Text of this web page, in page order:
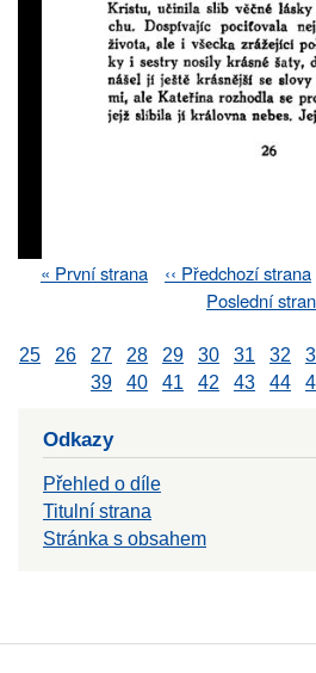
First
« První strana
Previous
‹‹ Předchozí strana
Last
Poslední
25 26 27 28 29 30 31 32
39
40 41 42 43 44
Odkazy
Přehled o díle
Titulní strana
Stránka s obsahem